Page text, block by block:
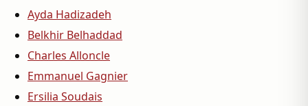
Ayda Hadizadeh
Belkhir Belhaddad
Charles Alloncle
Emmanuel Gagnier
Ersilia Soudais